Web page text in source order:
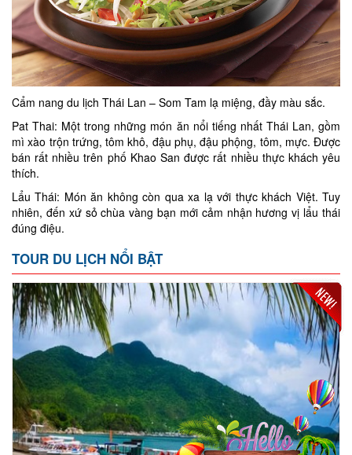
Cẩm nang du lịch Thái Lan – Som Tam lạ miệng, đầy màu sắc.
Pat Thai: Một trong những món ăn nổi tiếng nhất Thái Lan, gồm
mì xào trộn trứng, tôm khô, đậu phụ, đậu phộng, tôm, mực. Được
bán rất nhiều trên phố Khao San được rất nhiều thực khách yêu
thích.
Lẩu Thái: Món ăn không còn qua xa lạ với thực khách Việt. Tuy
nhiên, đến xứ sỏ chùa vàng bạn mới cảm nhận hương vị lẩu thái
đúng điệu.
TOUR DU LỊCH NỔI BẬT